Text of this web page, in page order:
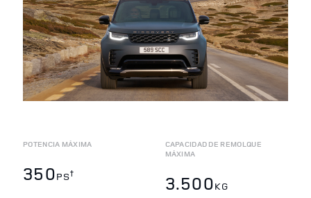
POTENCIA MÁXIMA
350PS†
CAPACIDAD DE REMOLQUE
MÁXIMA
3.500KG